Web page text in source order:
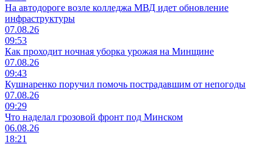
На автодороге возле колледжа МВД идет обновление
инфраструктуры
07.08.26
09:53
Как проходит ночная уборка урожая на Минщине
07.08.26
09:43
Кушнаренко поручил помочь пострадавшим от непогоды
07.08.26
09:29
Что наделал грозовой фронт под Минском
06.08.26
18:21